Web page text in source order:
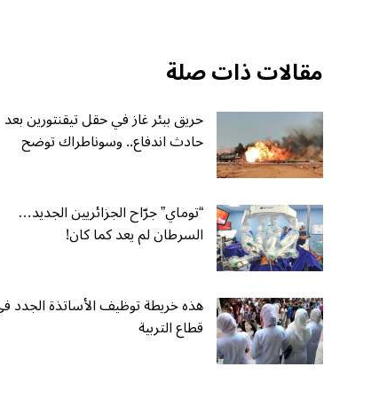
مقالات ذات صلة
حريق ببئر غاز في حقل تيقنتورين بعد
حادث اندفاع.. وسوناطراك توضح
“توماي” جرّاح الجزائريين الجديد…
السرطان لم يعد كما كان!
هذه خريطة توظيف الأساتذة الجدد
قطاع التربية